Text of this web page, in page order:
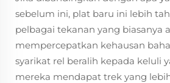
sebelum ini, plat baru ini lebih
pelbagai tekanan yang biasanya
mempercepatkan kehausan
syarikat rel beralih kepada keluli
mereka mendapat trek yang